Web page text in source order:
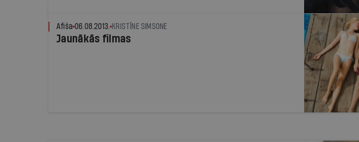
Afiša 06.08.2013. KRISTĪNE SIMSONE
Jaunākās filmas